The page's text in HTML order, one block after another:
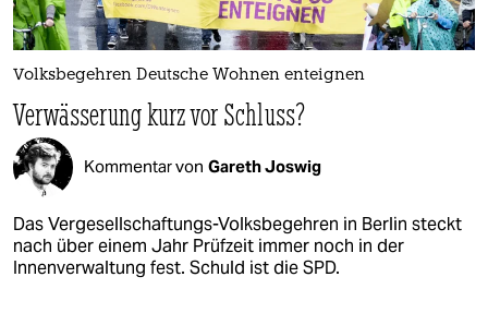
Volksbegehren Deutsche Wohnen enteignen
Verwässerung kurz vor Schluss?
Kommentar von Gareth Joswig
Das Vergesellschaftungs-Volksbegehren in Berlin steckt
nach über einem Jahr Prüfzeit immer noch in der
Innenverwaltung fest. Schuld ist die SPD.